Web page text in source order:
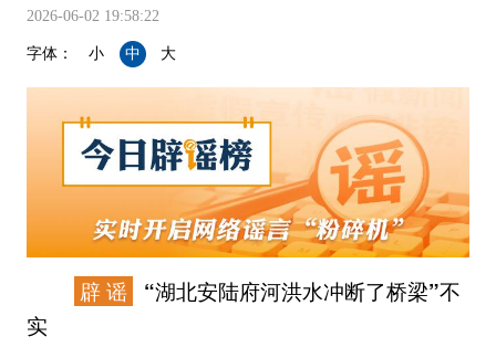
2026-06-02 19:58:22
字体： 小 中 大
辟 谣 “湖北安陆府河洪水冲断了桥梁”不
实